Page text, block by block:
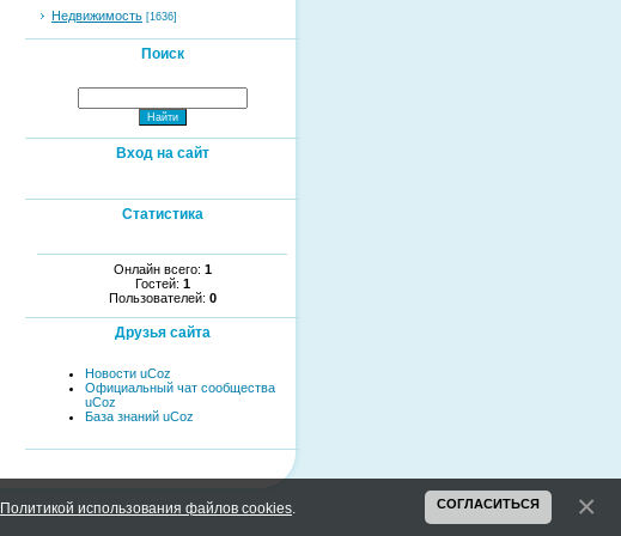
Недвижимость [1636]
Поиск
Вход на сайт
Статистика
Онлайн всего: 1
Гостей: 1
Пользователей: 0
Друзья сайта
Новости uCoz
Официальный чат сообщества
uCoz
База знаний uCoz
Политикой использования файлов cookies СОГЛАСИТЬСЯ